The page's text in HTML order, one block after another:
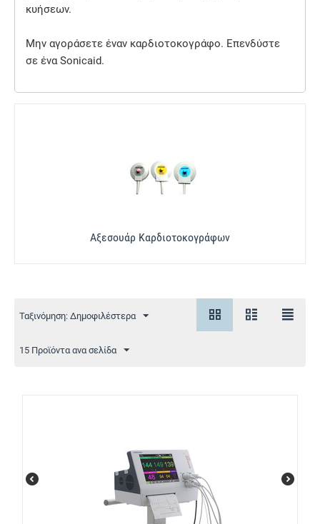
κυήσεων.
Μην αγοράσετε έναν καρδιοτοκογράφο. Επενδύστε
σε ένα Sonicaid.
Αξεσουάρ Καρδιοτοκογράφων
Ταξινόμηση: Δημοφιλέστερα
15 Προϊόντα ανα σελίδα